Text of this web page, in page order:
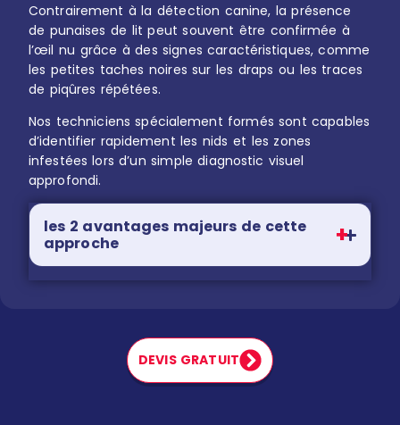
Contrairement à la détection canine, la présence
de punaises de lit peut souvent être confirmée à
l’œil nu grâce à des signes caractéristiques, comme
les petites taches noires sur les draps ou les traces
de piqûres répétées.
Nos techniciens spécialement formés sont capables
d’identifier rapidement les nids et les zones
infestées lors d’un simple diagnostic visuel
approfondi.
les 2 avantages majeurs de cette
approche
DEVIS GRATUIT